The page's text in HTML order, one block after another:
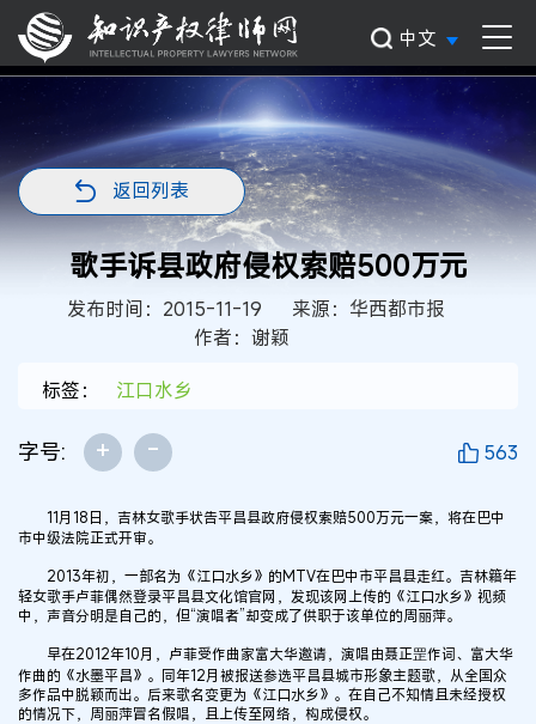
中文
返回列表
歌手诉县政府侵权索赔500万元
发布时间：2015-11-19
来源：华西都市报
作者：谢颖
标签：
江口水乡
字号: + - 563
11月18日，吉林女歌手状告平昌县政府侵权索赔500万元一案，将在巴中
市中级法院正式开审。
2013年初，一部名为《江口水乡》的MTV在巴中市平昌县走红。吉林籍年
轻女歌手卢菲偶然登录平昌县文化馆官网，发现该网上传的《江口水乡》视频
中，声音分明是自己的，但“演唱者”却变成了供职于该单位的周丽萍。
早在2012年10月，卢菲受作曲家富大华邀请，演唱由聂正罡作词、富大华
作曲的《水墨平昌》。同年12月被报送参选平昌县城市形象主题歌，从全国众
多作品中脱颖而出。后来歌名变更为《江口水乡》。在自己不知情且未经授权
的情况下，周丽萍冒名假唱，且上传至网络，构成侵权。